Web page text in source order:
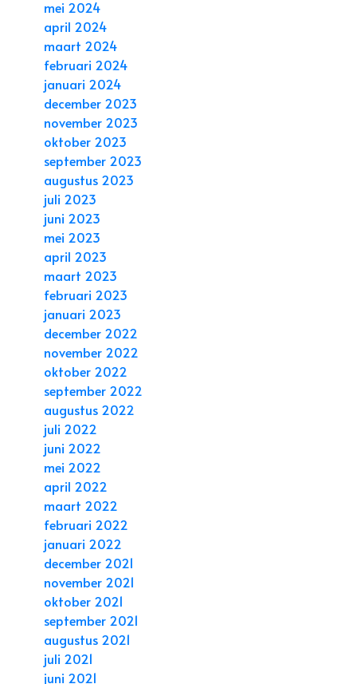
mei 2024
april 2024
maart 2024
februari 2024
januari 2024
december 2023
november 2023
oktober 2023
september 2023
augustus 2023
juli 2023
juni 2023
mei 2023
april 2023
maart 2023
februari 2023
januari 2023
december 2022
november 2022
oktober 2022
september 2022
augustus 2022
juli 2022
juni 2022
mei 2022
april 2022
maart 2022
februari 2022
januari 2022
december 2021
november 2021
oktober 2021
september 2021
augustus 2021
juli 2021
juni 2021